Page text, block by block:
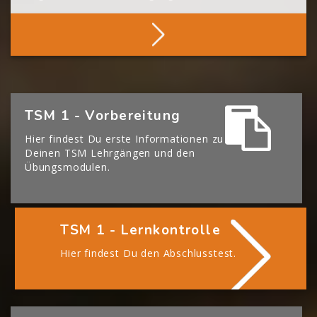
Mehr Über Die BGHM
[Cocoon] Boxes überspringen
TSM 1 - Vorbereitung
Hier findest Du erste Informationen zu
Deinen TSM Lehrgängen und den
Übungsmodulen.
TSM 1 - Lernkontrolle
Hier findest Du den Abschlusstest.
[Cocoon] Boxes überspringen